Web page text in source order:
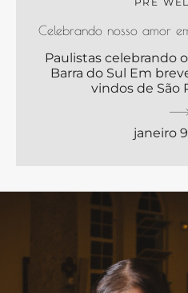
Celebrando nosso amor
Paulistas celebrando
Barra do Sul Em
vindos de São
janeiro